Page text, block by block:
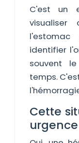
C'est un
visualiser
identifier
souvent
temps.
Cette